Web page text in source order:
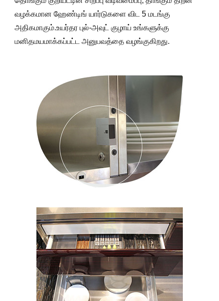
வழக்கமான ஹேண்டிங் யார்டுகளை விட 5 மடங்கு
அதிகமாகும்.உயர்தர புல்-அவுட் குழாய் உங்களுக்கு
மனிதமயமாக்கப்பட்ட அனுபவத்தை வழங்குகிறது.